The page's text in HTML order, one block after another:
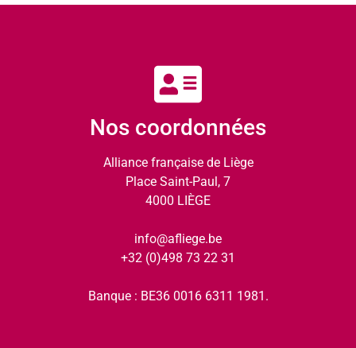
Nos coordonnées
Alliance française de Liège
Place Saint-Paul, 7
4000 LIÈGE
info@afliege.be
+32 (0)498 73 22 31
Banque : BE36 0016 6311 1981.